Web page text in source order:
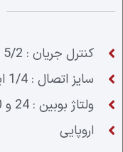
کنترل جریان : 5/2
سایز اتصال : 1/4 اینچ
ولتاژ بوبین : 24 و 220 ولت
اروپایی